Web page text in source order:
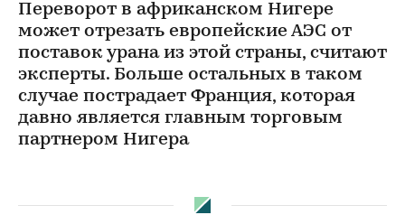
Переворот в африканском Нигере
может отрезать европейские АЭС от
поставок урана из этой страны, считают
эксперты. Больше остальных в таком
случае пострадает Франция, которая
давно является главным торговым
партнером Нигера